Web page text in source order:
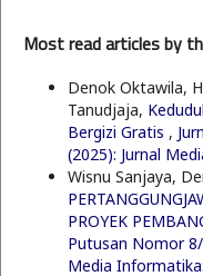
Most read articles by
Denok Oktawila,
Tanudjaja,
Bergizi Gratis ,
(2025): Jurnal
Wisnu Sanjaya,
PROYEK
Putusan Nomor
Media